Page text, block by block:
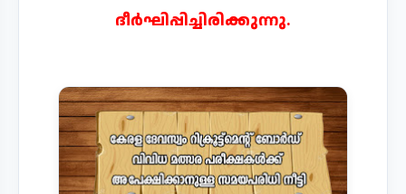
ദീര്‍ഘിപ്പിച്ചിരിക്കുന്നു.